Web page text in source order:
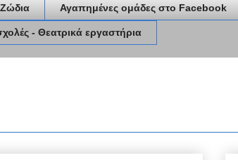
Ζώδια Αγαπημένες ομάδες στο Facebook
- Θεατρικά εργαστήρια